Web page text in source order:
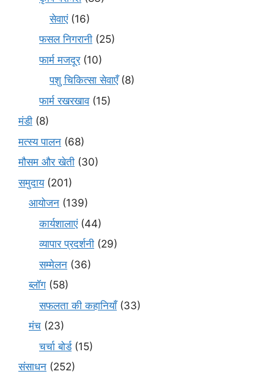
सेवाएं(16)
फसल निगरानी (25)
फार्म मजदूर(10)
पशु चिकित्सा सेवाएँ(8)
फार्म रखरखाव(15)
मंडी (8)
मत्स्य पालन (68)
मौसम और खेती (30)
समुदाय(201)
आयोजन (139)
कार्यशालाएं(44)
व्यापार प्रदर्शनी (29)
सम्मेलन (36)
ब्लॉग (58)
सफलता की कहानियाँ(33)
मंच (23)
चर्चा बोर्ड(15)
संसाधन (252)